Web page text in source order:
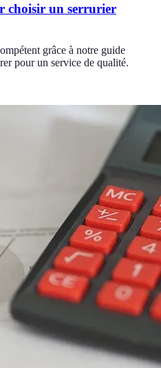
choisir un serrurier
grâce à notre guide
pour un service de qualité.